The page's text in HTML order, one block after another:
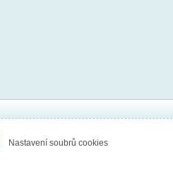
Nastavení soubrů cookies